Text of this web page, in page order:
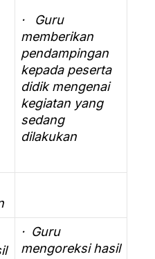
· Guru
memberikan
pendampingan
kepada peserta
didik mengenai
kegiatan yang
sedang
dilakukan
· Guru
mengoreksi hasil